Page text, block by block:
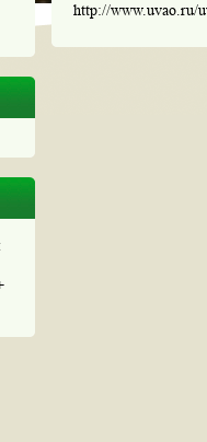
http://www.uvao.ru/